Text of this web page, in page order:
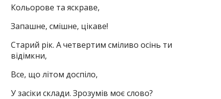
Кольорове та яскраве,
Запашне, смішне, цікаве!
Старий рік. А четвертим сміливо осінь ти
відімкни,
Все, що літом доспіло,
У засіки склади. Зрозумів моє слово?